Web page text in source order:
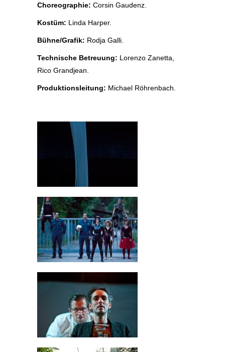
Choreographie: Corsin Gaudenz.
Kostüm: Linda Harper.
Bühne/Grafik: Rodja Galli.
Technische Betreuung: Lorenzo Zanetta,
Rico Grandjean.
Produktionsleitung: Michael Röhrenbach.